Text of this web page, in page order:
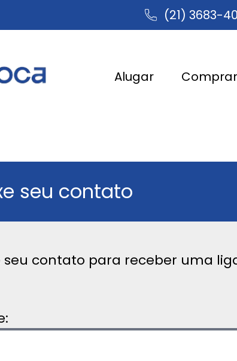
(21) 3683-
Alugar Comprar
seu contato
seu contato para receber uma